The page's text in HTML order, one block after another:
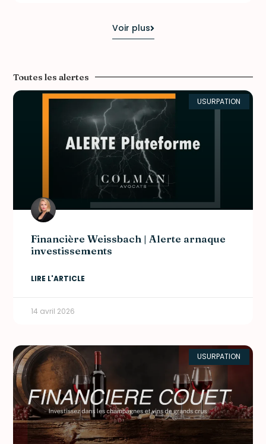
Voir plus
Toutes les alertes
USURPATION
Financière Weissbach | Alerte arnaque
investissements
LIRE L'ARTICLE
14 avril 2026
USURPATION